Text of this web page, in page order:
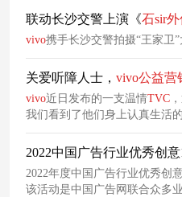
联动长沙交警上演《石sir外
vivo携手长沙交警拍摄“王家卫
关爱听障人士， vivo公益营
vivo近日发布的一支温情TVC
我们看到了他们身上认真生活
善推动美好生活的更多可能。
2022中国广告行业优秀创
2022年度中国广告行业优秀创
该活动是中国广告网联合众多